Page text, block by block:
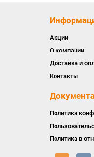
Акции
О компании
Доставка и
Контакты
Политика
Политика в